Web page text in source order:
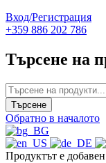
Вход/Регистрация
+359 886 202 786
Търсене на
Обратно в началото
Продуктът е